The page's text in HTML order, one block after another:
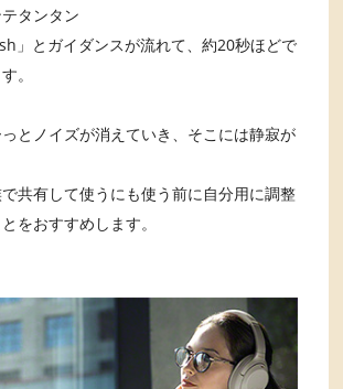
タンタン
」とガイダンスが流れて、約20秒ほどで
。
とノイズが消えていき、そこには静寂が
共有して使うにも使う前に自分用に調整
をおすすめします。